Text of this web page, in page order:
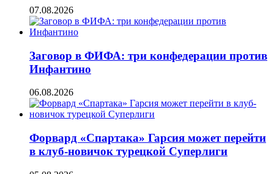
07.08.2026
Заговор в ФИФА: три конфедерации против
Инфантино
06.08.2026
Форвард «Спартака» Гарсия может перейти
в клуб-новичок турецкой Суперлиги